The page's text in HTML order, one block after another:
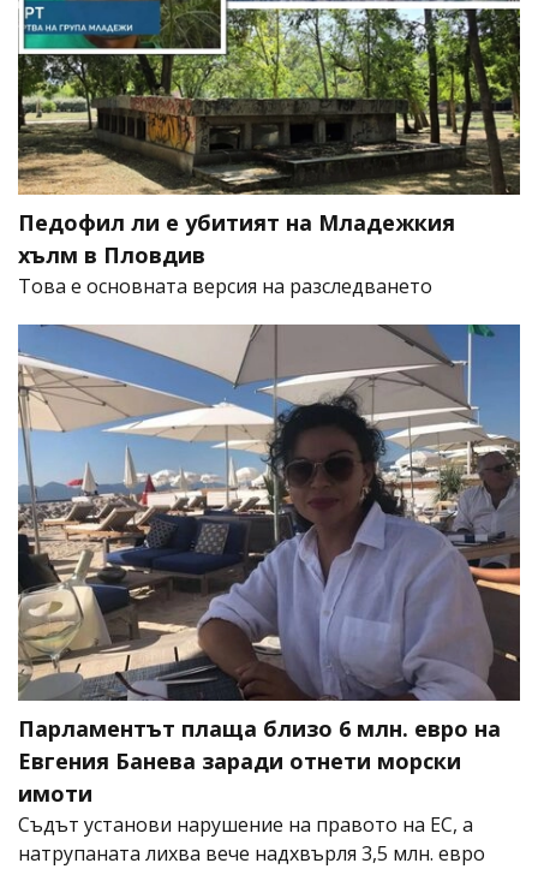
Педофил ли е убитият на Младежкия
хълм в Пловдив
Това е основната версия на разследването
Парламентът плаща близо 6 млн. евро на
Евгения Банева заради отнети морски
имоти
Съдът установи нарушение на правото на ЕС, а
натрупаната лихва вече надхвърля 3,5 млн. евро